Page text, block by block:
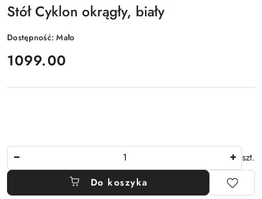
Stół Cyklon okrągły, biały
Dostępność:Mało
cena:
1099.00
szt.
Do koszyka